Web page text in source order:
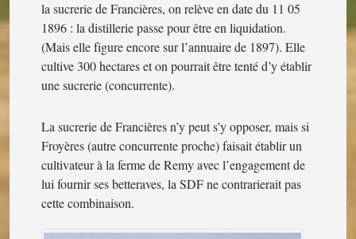
la sucrerie de Francières, on relève en date du 11 05
1896 : la distillerie passe pour être en liquidation.
(Mais elle figure encore sur l’annuaire de 1897). Elle
cultive 300 hectares et on pourrait être tenté d’y établir
une sucrerie (concurrente).
La sucrerie de Francières n’y peut s’y opposer, mais si
Froyères (autre concurrente proche) faisait établir un
cultivateur à la ferme de Remy avec l’engagement de
lui fournir ses betteraves, la SDF ne contrarierait pas
cette combinaison.